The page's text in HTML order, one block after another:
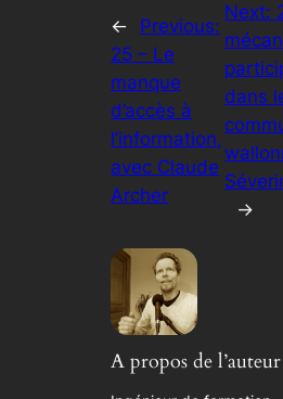
←
Previous:
25 – Le
manque
d’accès à
l’information,
avec Claude
Archer
Next:
dans
→
A propos de l’auteur